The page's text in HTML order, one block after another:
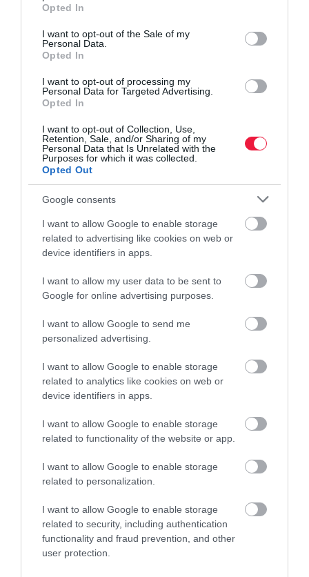
use your data for below specified purposes in below Google
consent section.
Opted In
I want to opt-out of the Sale of my
Personal Data.
Opted In
I want to opt-out of processing my
Personal Data for Targeted Advertising.
Opted In
I want to opt-out of Collection, Use,
Retention, Sale, and/or Sharing of my
Personal Data that Is Unrelated with the
Purposes for which it was collected.
Opted Out
Google consents
I want to allow Google to enable storage
related to advertising like cookies on web or
device identifiers in apps.
I want to allow my user data to be sent to
Google for online advertising purposes.
I want to allow Google to send me
personalized advertising.
I want to allow Google to enable storage
related to analytics like cookies on web or
device identifiers in apps.
I want to allow Google to enable storage
related to functionality of the website or app.
I want to allow Google to enable storage
related to personalization.
I want to allow Google to enable storage
related to security, including authentication
functionality and fraud prevention, and other
user protection.
Itt olcsó az őszibarack! Csak le kell szedni
Bár augusztusra sok gyümölcsösben már a végéhez közeledik a
szezon, több hazai ültetvényen továbbra is várják azokat, akik